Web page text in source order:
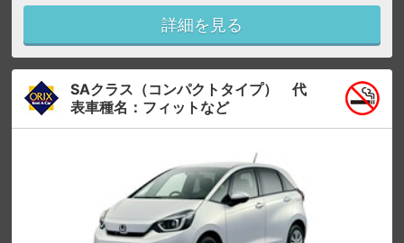
詳細を見る
SAクラス（コンパクトタイプ） 代
表車種名：フィットなど